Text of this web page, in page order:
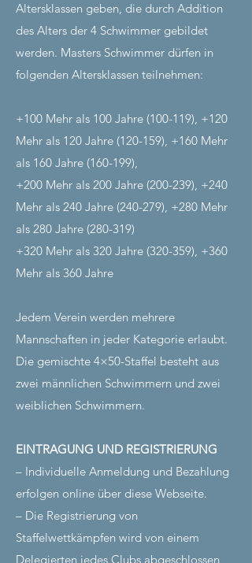
Altersklassen geben, die durch Addition
des Alters der 4 Schwimmer gebildet
werden. Masters Schwimmer dürfen in
folgenden Altersklassen teilnehmen:
+100 Mehr als 100 Jahre (100-119), +120
Mehr als 120 Jahre (120-159), +160 Mehr
als 160 Jahre (160-199),
+200 Mehr als 200 Jahre (200-239), +240
Mehr als 240 Jahre (240-279), +280 Mehr
als 280 Jahre (280-319)
+320 Mehr als 320 Jahre (320-359), +360
Mehr als 360 Jahre
Jedem Verein werden mehrere
Mannschaften in jeder Kategorie erlaubt.
Die gemischte 4×50-Staffel besteht aus
zwei männlichen Schwimmern und zwei
weiblichen Schwimmern.
EINTRAGUNG UND REGISTRIERUNG
– Individuelle Anmeldung und Bezahlung
erfolgen online über diese Webseite.
– Die Registrierung von
Staffelwettkämpfen wird von einem
Delegierten jedes Clubs abgeschlossen,